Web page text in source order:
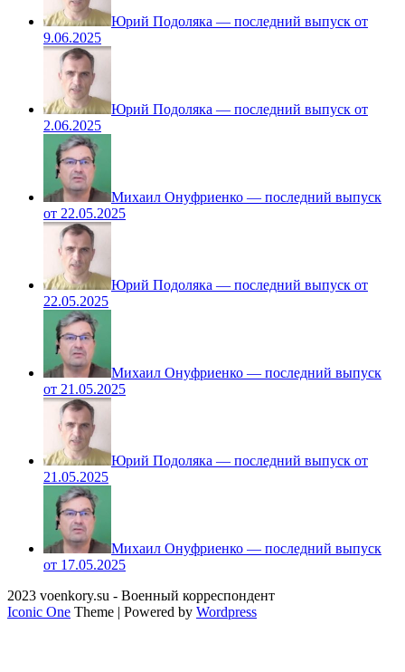
Юрий Подоляка — последний выпуск от
9.06.2025
Юрий Подоляка — последний выпуск от
2.06.2025
Михаил Онуфриенко — последний выпуск
от 22.05.2025
Юрий Подоляка — последний выпуск от
22.05.2025
Михаил Онуфриенко — последний выпуск
от 21.05.2025
Юрий Подоляка — последний выпуск от
21.05.2025
Михаил Онуфриенко — последний выпуск
от 17.05.2025
2023 voenkory.su - Военный корреспондент
Iconic One Theme | Powered by Wordpress